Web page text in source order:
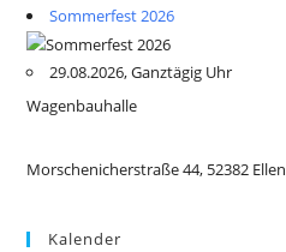
Sommerfest 2026
29.08.2026, Ganztägig Uhr
Wagenbauhalle
Morschenicherstraße 44, 52382 Ellen
Kalender